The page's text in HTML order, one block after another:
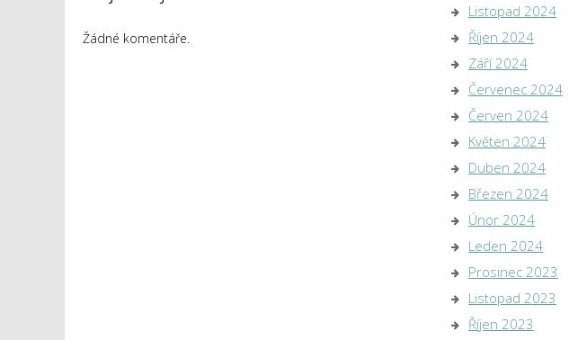
Žádné komentáře.
Listopad 2024
Říjen 2024
Září 2024
Červenec 2024
Červen 2024
Květen 2024
Duben 2024
Březen 2024
Únor 2024
Leden 2024
Prosinec 2023
Listopad 2023
Říjen 2023